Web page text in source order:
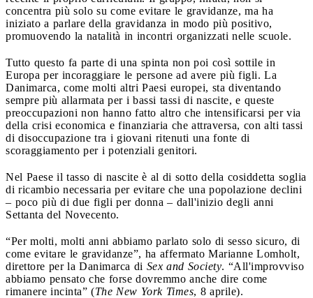
concentra più solo su come evitare le gravidanze, ma ha
iniziato a parlare della gravidanza in modo più positivo,
promuovendo la natalità in incontri organizzati nelle scuole.
Tutto questo fa parte di una spinta non poi così sottile in
Europa per incoraggiare le persone ad avere più figli. La
Danimarca, come molti altri Paesi europei, sta diventando
sempre più allarmata per i bassi tassi di nascite, e queste
preoccupazioni non hanno fatto altro che intensificarsi per via
della crisi economica e finanziaria che attraversa, con alti tassi
di disoccupazione tra i giovani ritenuti una fonte di
scoraggiamento per i potenziali genitori.
Nel Paese il tasso di nascite è al di sotto della cosiddetta soglia
di ricambio necessaria per evitare che una popolazione declini
– poco più di due figli per donna – dall'inizio degli anni
Settanta del Novecento.
“Per molti, molti anni abbiamo parlato solo di sesso sicuro, di
come evitare le gravidanze”, ha affermato Marianne Lomholt,
direttore per la Danimarca di Sex and Society. “All'improvviso
abbiamo pensato che forse dovremmo anche dire come
rimanere incinta” (The New York Times, 8 aprile).